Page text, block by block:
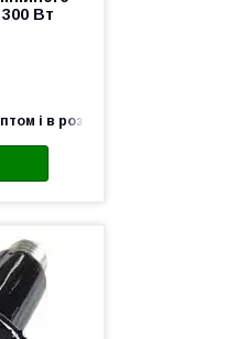
Вт
і в роздріб